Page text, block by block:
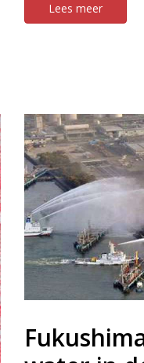
Lees meer